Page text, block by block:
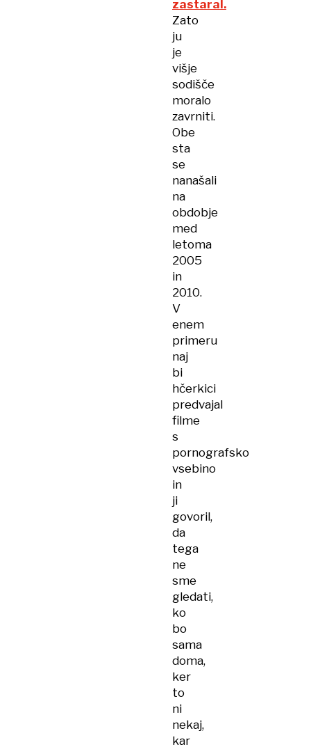
zastaral.
Zato
ju
je
višje
sodišče
moralo
zavrniti.
Obe
sta
se
nanašali
na
obdobje
med
letoma
2005
in
2010.
V
enem
primeru
naj
bi
hčerkici
predvajal
filme
s
pornografsko
vsebino
in
ji
govoril,
da
tega
ne
sme
gledati,
ko
bo
sama
doma,
ker
to
ni
nekaj,
kar